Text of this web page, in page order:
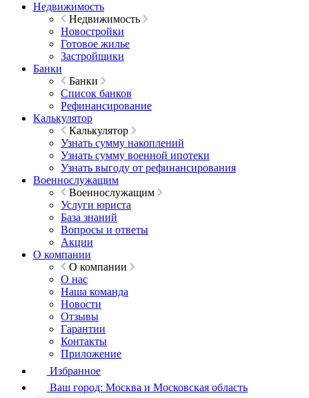
Недвижимость
Недвижимость
Новостройки
Готовое жилье
Застройщики
Банки
Банки
Список банков
Рефинансирование
Калькулятор
Калькулятор
Узнать сумму накоплений
Узнать сумму военной ипотеки
Узнать выгоду от рефинансирования
Военнослужащим
Военнослужащим
Услуги юриста
База знаний
Вопросы и ответы
Акции
О компании
О компании
О нас
Наша команда
Новости
Отзывы
Гарантии
Контакты
Приложение
Избранное
Ваш город: Москва и Московская область